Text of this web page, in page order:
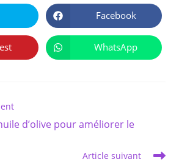
CE
CONTENU
Ouvrir
dans
une
autre
fenêtre
Facebook
Ouvrir
dans
WhatsApp
d’olive pour améliorer le
Article suivant